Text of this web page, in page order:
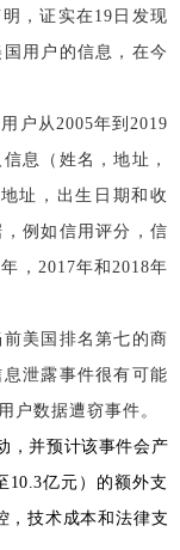
，证实在19日发现
用户的信息，在今
户从2005年到2019
息（姓名，地址，
址，出生日期和收
例如信用评分，信
，2017年和2018年
美国排名第七的商
泄露事件很有可能
户数据遭窃事件。
，并预计该事件会产
10.3亿元）的额外支
，技术成本和法律支